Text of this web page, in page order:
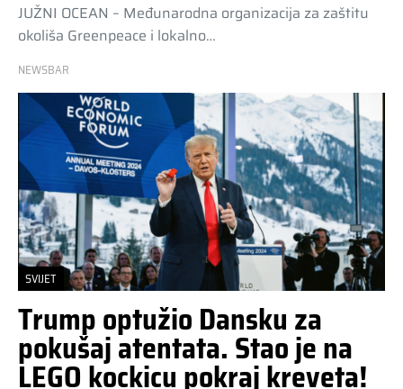
JUŽNI OCEAN – Međunarodna organizacija za zaštitu
okoliša Greenpeace i lokalno…
NEWSBAR
SVIJET
Trump optužio Dansku za
pokušaj atentata. Stao je na
LEGO kockicu pokraj kreveta!